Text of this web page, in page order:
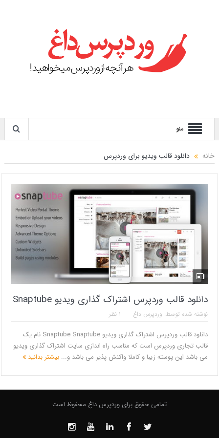
منو
خانه دانلود قالب ویدیو برای وردپرس
دانلود قالب وردپرس اشتراک گذاری ویدیو Snaptube
نوشته شده توسط: وردپرس داغ ۱ نظر
دانلود قالب وردپرس اشتراک گذاری ویدیو Snaptube Snaptube نام یک
قالب تجاری وردپرس است که مناسب راه اندازی سایت اشتراک گذاری ویدیو
می باشد این پوسته زیبا و کاملا واکنش پذیر می باشد و... بیشتر بدانید
تمامی حقوق برای وردپرس داغ محفوظ است